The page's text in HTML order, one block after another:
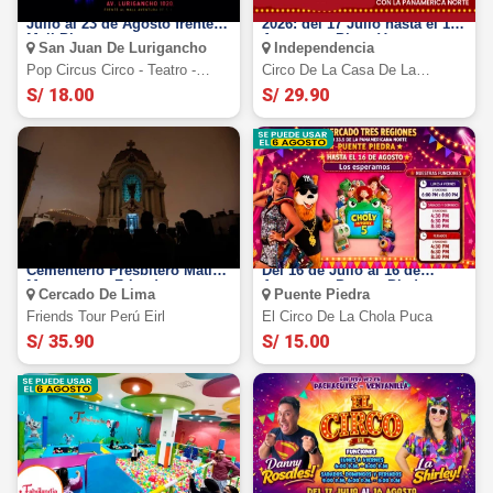
Pop Circus 2026: Del 23 de
Julio al 23 de Agosto frente al
Mall Plaza
San Juan De Lurigancho
Pop Circus Circo - Teatro -
Musical
S/ 18.00
Circo La Casa de la Comedia
2026: del 17 Julio hasta el 16
Agosto en Plaza Vea -
Independencia
Independencia
Circo De La Casa De La
Comedia
S/ 29.90
Cementerio Presbítero Matías
Maestro con Friends tour
Perú
Cercado De Lima
Friends Tour Perú Eirl
S/ 35.90
Circo de la Chola Puca 2026:
Del 16 de Julio al 16 de
Agosto en Puente Piedra
Puente Piedra
El Circo De La Chola Puca
S/ 15.00